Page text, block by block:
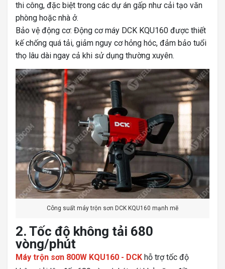
thi công, đặc biệt trong các dự án gấp như cải tạo văn
phòng hoặc nhà ở.
Bảo vệ động cơ: Động cơ máy DCK KQU160 được thiết
kế chống quá tải, giảm nguy cơ hỏng hóc, đảm bảo tuổi
thọ lâu dài ngay cả khi sử dụng thường xuyên.
Công suất máy trộn sơn DCK KQU160 mạnh mẽ
2. Tốc độ không tải 680
vòng/phút
Máy trộn sơn 800W KQU160 - DCK hỗ trợ tốc độ